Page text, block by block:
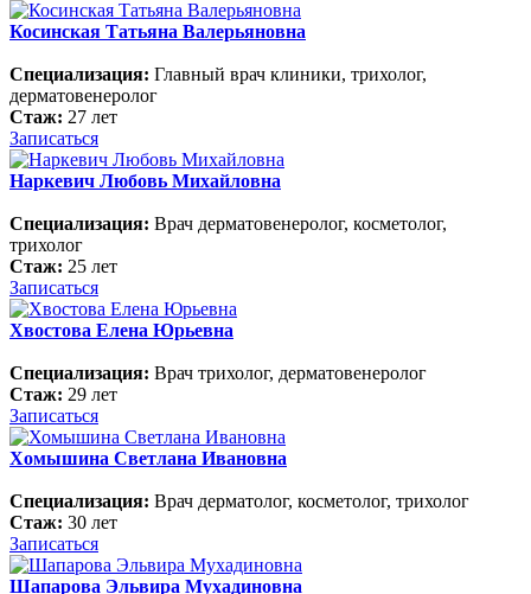
Косинская Татьяна Валерьяновна
Специализация: Главный врач клиники, трихолог,
дерматовенеролог
Стаж: 27 лет
Записаться
Наркевич Любовь Михайловна
Специализация: Врач дерматовенеролог, косметолог,
трихолог
Стаж: 25 лет
Записаться
Хвостова Елена Юрьевна
Специализация: Врач трихолог, дерматовенеролог
Стаж: 29 лет
Записаться
Хомышина Светлана Ивановна
Специализация: Врач дерматолог, косметолог, трихолог
Стаж: 30 лет
Записаться
Шапарова Эльвира Мухадиновна